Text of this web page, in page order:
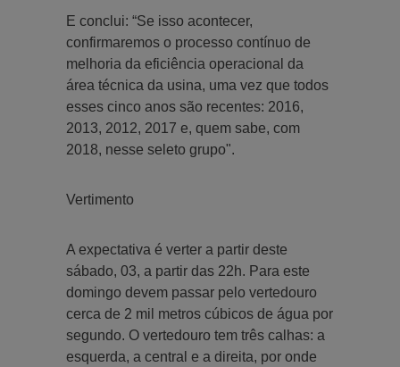
E conclui: “Se isso acontecer,
confirmaremos o processo contínuo de
melhoria da eficiência operacional da
área técnica da usina, uma vez que todos
esses cinco anos são recentes: 2016,
2013, 2012, 2017 e, quem sabe, com
2018, nesse seleto grupo".
Vertimento
A expectativa é verter a partir deste
sábado, 03, a partir das 22h. Para este
domingo devem passar pelo vertedouro
cerca de 2 mil metros cúbicos de água por
segundo. O vertedouro tem três calhas: a
esquerda, a central e a direita, por onde